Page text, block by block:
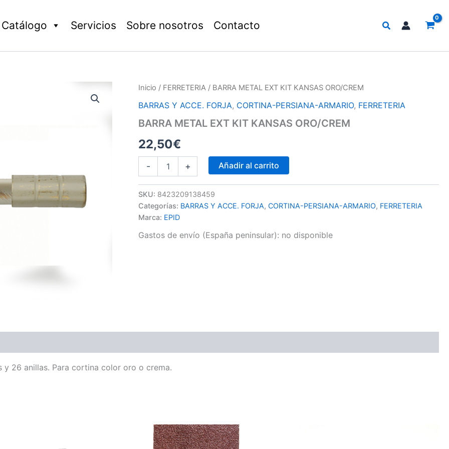
Catálogo Servicios Sobre nosotros Contacto Buscar
Inicio / FERRETERIA / BARRA METAL EXT KIT KANSAS ORO/CREM
BARRAS Y ACCE. FORJA, CORTINA-PERSIANA-ARMARIO, FERRETERIA
BARRA METAL EXT KIT KANSAS ORO/CREM
22,50€
-
BARRA
EXT
KANSAS
cantidad
+ Añadir al carrito
SKU: 8423209138459
Categorías: BARRAS Y ACCE. FORJA,CORTINA-PERSIANA-ARMARIO, FERRETERIA
Marca: EPID
Gastos de envío (España peninsular): no disponible
y 26 anillas. Para cortina color oro o crema.